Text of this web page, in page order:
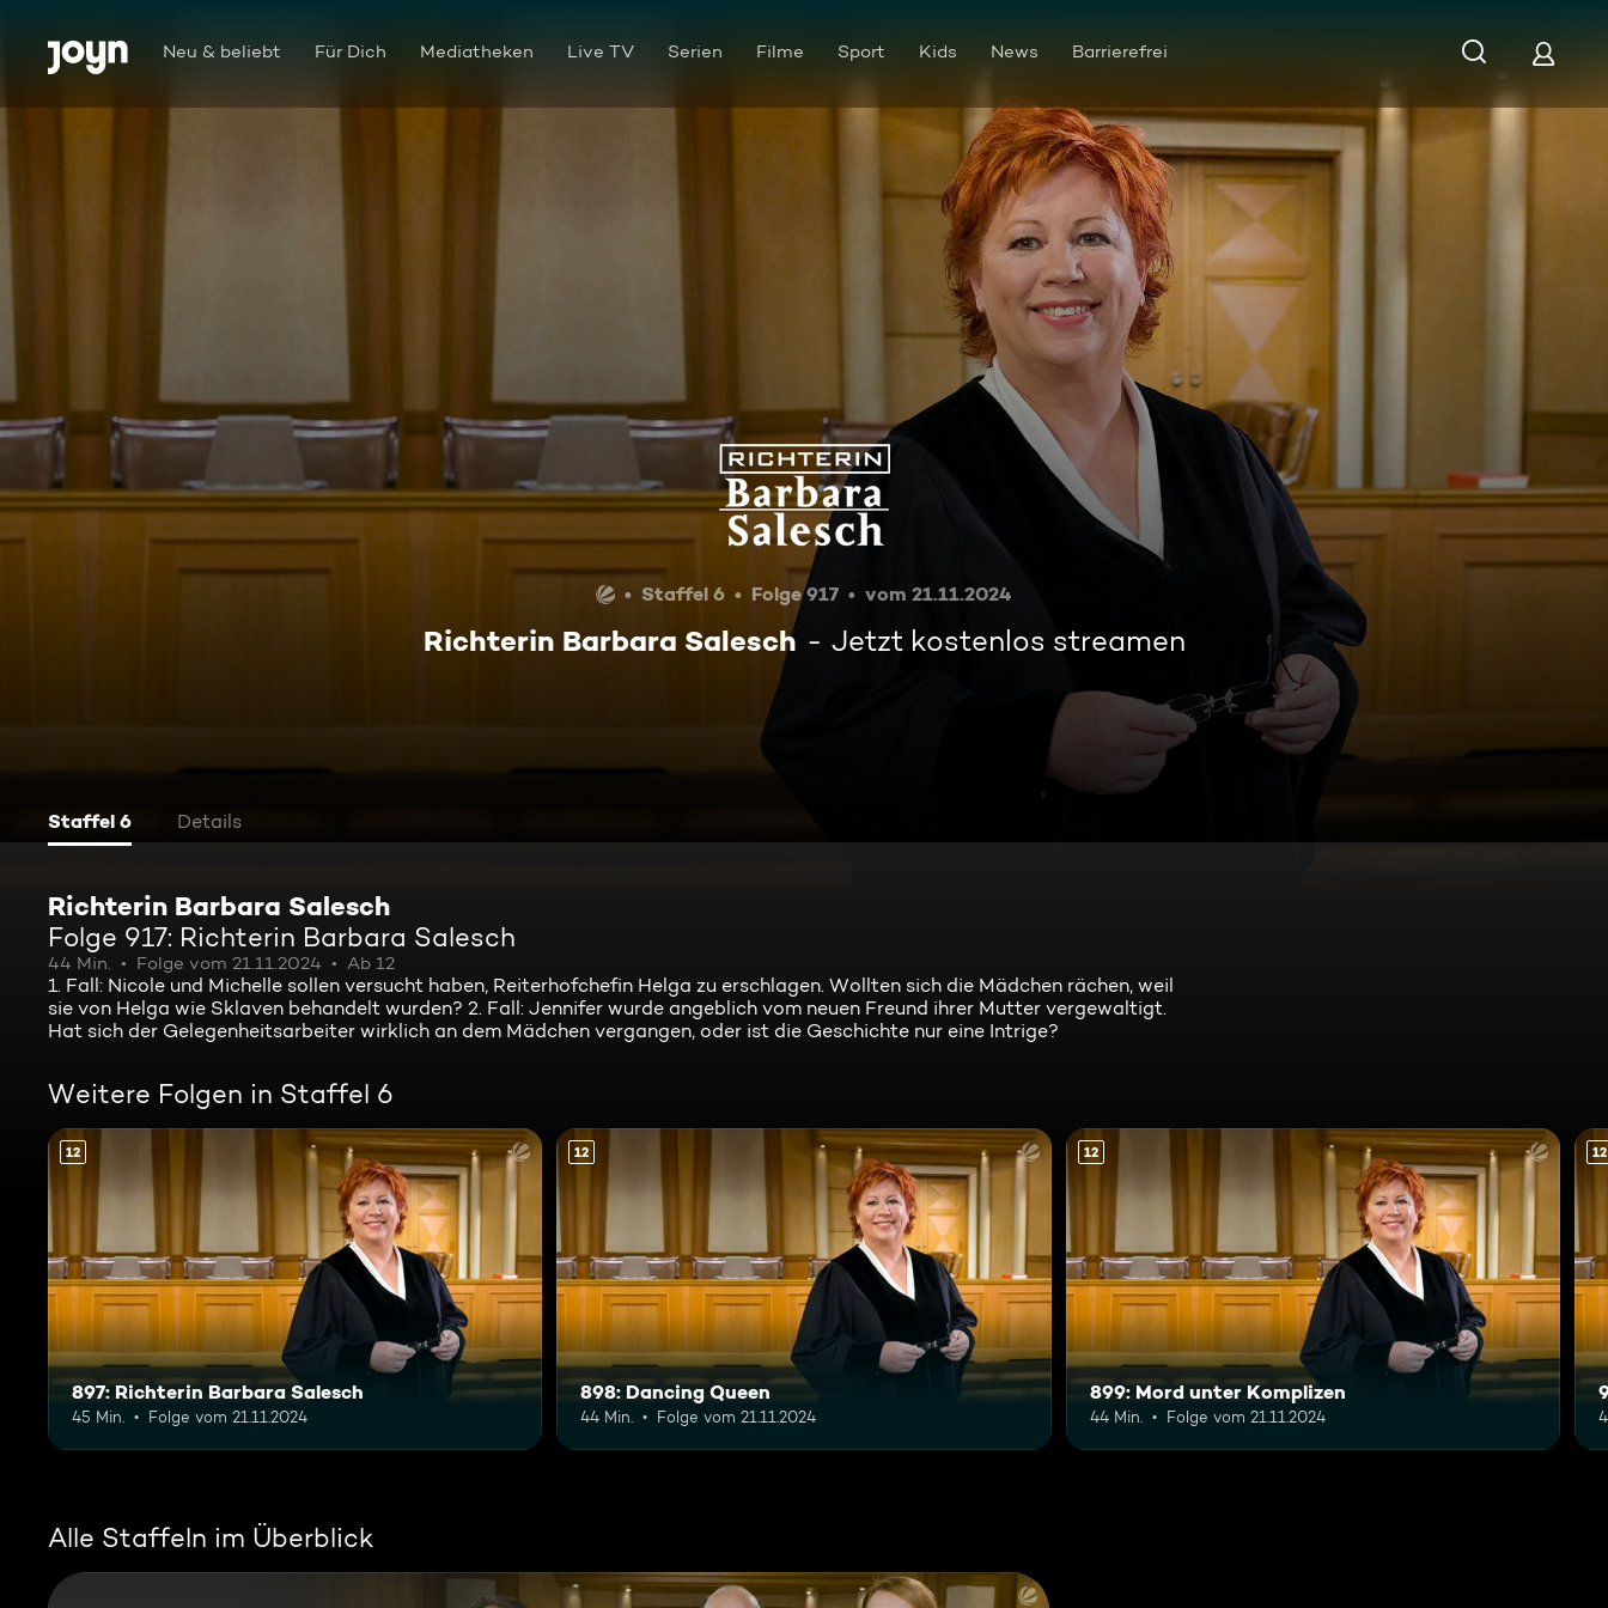
Zum Inhalt springen
Barrierefrei Neu & beliebt Für Dich Mediatheken Live TV Serien Filme Sport Kids News Barrierefrei
Richterin Barbara Salesch
Staffel 6 Folge 917 vom 21.11.2024
Richterin Barbara Salesch Jetzt kostenlos streamen
Staffel 6 Details
Richterin Barbara Salesch
Folge 917: Richterin Barbara Salesch
44 Min. Folge vom 21.11.2024 Ab 12
1. Fall: Nicole und Michelle sollen versucht haben, Reiterhofchefin Helga zu erschlagen. Wollten sich die Mädchen rächen, weil
sie von Helga wie Sklaven behandelt wurden? 2. Fall: Jennifer wurde angeblich vom neuen Freund ihrer Mutter vergewaltigt.
Hat sich der Gelegenheitsarbeiter wirklich an dem Mädchen vergangen, oder ist die Geschichte nur eine Intrige?
Weitere Folgen in Staffel 6
12
897: Richterin Barbara Salesch
45 Min. Folge vom 21.11.2024
12
898: Dancing Queen
44 Min. Folge vom 21.11.2024
12
899: Mord unter Komplizen
44 Min. Folge vom 21.11.2024
12
Alle Staffeln im Überblick